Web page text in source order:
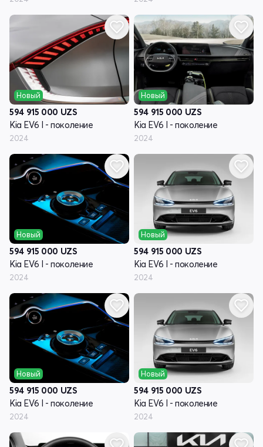
Новый
594 915 000 UZS
Kia EV6 I - поколение
2024
Новый
594 915 000 UZS
Kia EV6 I - поколение
2024
Новый
594 915 000 UZS
Kia EV6 I - поколение
2024
Новый
594 915 000 UZS
Kia EV6 I - поколение
2024
Новый
594 915 000 UZS
Kia EV6 I - поколение
2024
Новый
594 915 000 UZS
Kia EV6 I - поколение
2024